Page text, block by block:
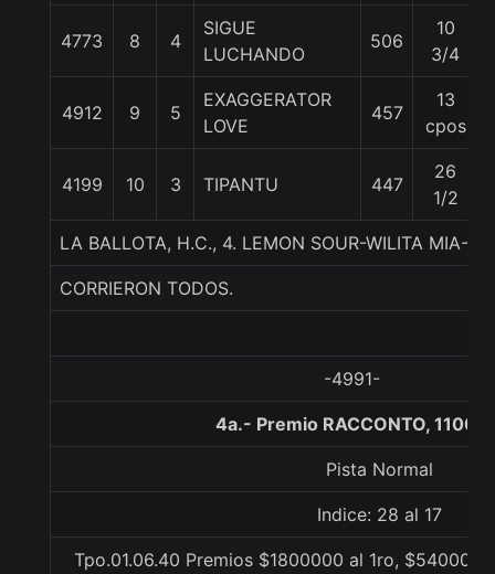
4773 8 4
SIGUE
LUCHANDO
506
10
3/4
4912 9 5
EXAGGERATOR
LOVE
457
13
cpos
4199 10 3 TIPANTU 447
26
1/2
LA BALLOTA, H.C., 4. LEMON SOUR-WILITA MIA-
CORRIERON TODOS.
-4991-
4a.- Premio RACCONTO, 1100
Pista Normal
Indice: 28 al 17
Tpo.01.06.40 Premios $1800000 al 1ro, $540000